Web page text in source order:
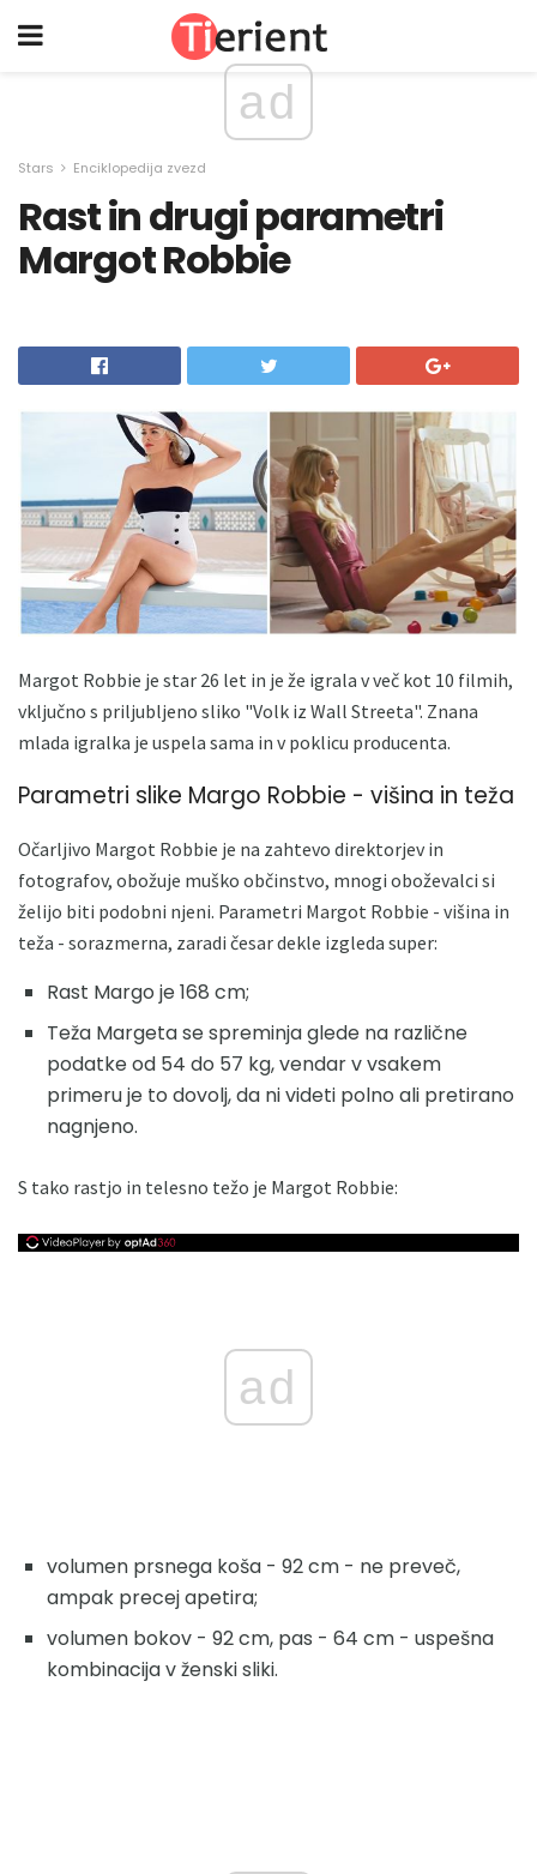
ad
Stars Enciklopedija zvezd
Rast in drugi parametri
Margot Robbie
Margot Robbie je star 26 let in je že igrala v več kot 10 filmih,
vključno s priljubljeno sliko "Volk iz Wall Streeta". Znana
mlada igralka je uspela sama in v poklicu producenta.
Parametri slike Margo Robbie - višina in teža
Očarljivo Margot Robbie je na zahtevo direktorjev in
fotografov, obožuje muško občinstvo, mnogi oboževalci si
želijo biti podobni njeni. Parametri Margot Robbie - višina in
teža - sorazmerna, zaradi česar dekle izgleda super:
Rast Margo je 168 cm;
Teža Margeta se spreminja glede na različne
podatke od 54 do 57 kg, vendar v vsakem
primeru je to dovolj, da ni videti polno ali pretirano
nagnjeno.
S tako rastjo in telesno težo je Margot Robbie:
ad
volumen prsnega koša - 92 cm - ne preveč,
ampak precej apetira;
volumen bokov - 92 cm, pas - 64 cm - uspešna
kombinacija v ženski sliki.